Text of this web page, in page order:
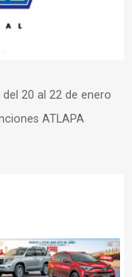
20 al 22 de enero
ATLAPA